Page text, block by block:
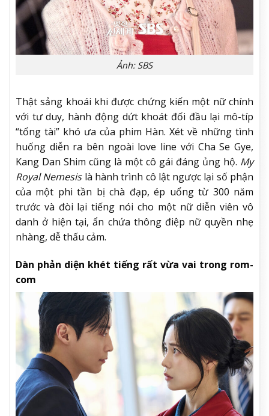
Ảnh: SBS
Thật sảng khoái khi được chứng kiến một nữ chính
với tư duy, hành động dứt khoát đối đầu lại mô-típ
“tổng tài” khó ưa của phim Hàn. Xét về những tình
huống diễn ra bên ngoài love line với Cha Se Gye,
Kang Dan Shim cũng là một cô gái đáng ủng hộ. My
Royal Nemesislà hành trình cô lật ngược lại số phận
của một phi tần bị chà đạp, ép uổng từ 300 năm
trước và đòi lại tiếng nói cho một nữ diễn viên vô
danh ở hiện tại, ẩn chứa thông điệp nữ quyền nhẹ
nhàng, dễ thấu cảm.
Dàn phản diện khét tiếng rất vừa vai trong rom-
com